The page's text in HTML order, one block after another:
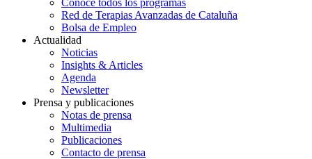
Red de Terapias Avanzadas de Cataluña
Bolsa de Empleo
Actualidad
Noticias
Insights & Articles
Agenda
Newsletter
Prensa y publicaciones
Notas de prensa
Multimedia
Publicaciones
Contacto de prensa